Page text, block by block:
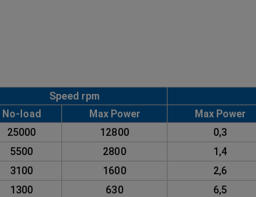
Speed rpm
No-load Max Power Max Power
25000 12800 0,3
5500 2800 1,4
3100 1600 2,6
1300 630 6,5